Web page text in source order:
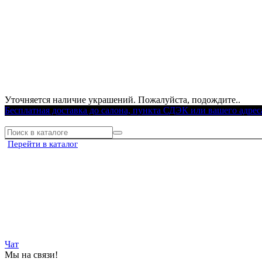
Уточняется наличие украшений. Пожалуйста, подождите..
Бесплатная доставка до салона, пункта СДЭК или вашего
Перейти в каталог
Чат
Мы на связи!